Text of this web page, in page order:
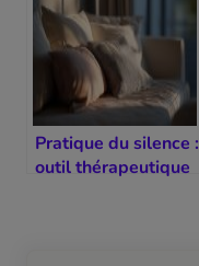
Pratique du silence :
outil thérapeutique